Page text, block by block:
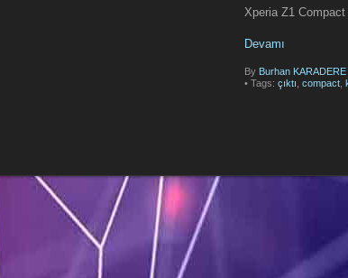
Xperia Z1 Compact
Devamı
By Burhan KARADERE
• Tags: çıktı, compact,